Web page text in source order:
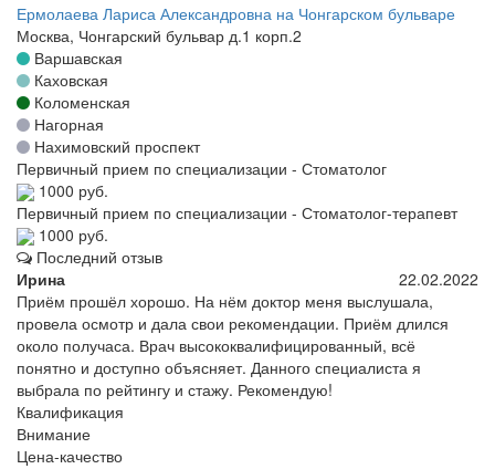
Ермолаева Лариса Александровна на Чонгарском бульваре
Москва, Чонгарский бульвар д.1 корп.2
Варшавская
Каховская
Коломенская
Нагорная
Нахимовский проспект
Первичный прием по специализации - Стоматолог
1000 руб.
Первичный прием по специализации - Стоматолог-терапевт
1000 руб.
Последний отзыв
Ирина
22.02.2022
Приём прошёл хорошо. На нём доктор меня выслушала,
провела осмотр и дала свои рекомендации. Приём длился
около получаса. Врач высококвалифицированный, всё
понятно и доступно объясняет. Данного специалиста я
выбрала по рейтингу и стажу. Рекомендую!
Квалификация
Внимание
Цена-качество